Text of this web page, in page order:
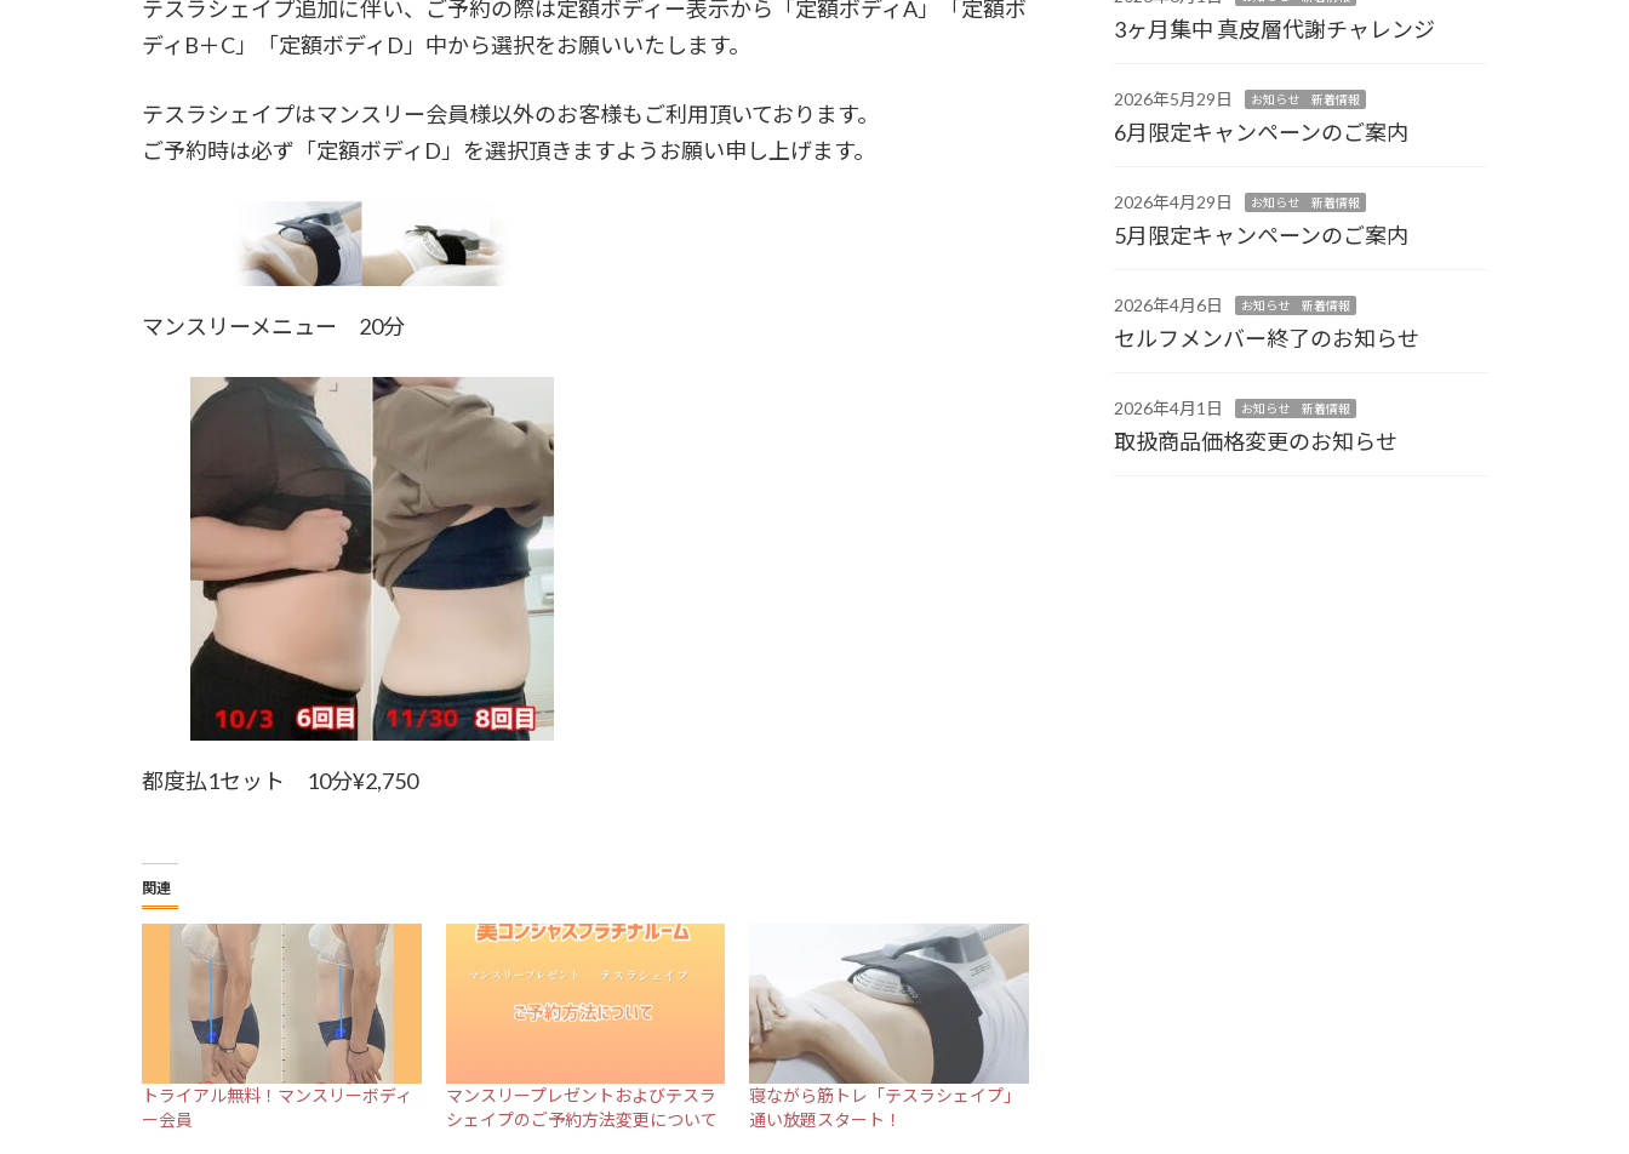
テスラシェイプ追加に伴い、ご予約の際は定額ボディー表示から「定額ボディA」「定額ボ
ディB＋C」「定額ボディD」中から選択をお願いいたします。
テスラシェイプはマンスリー会員様以外のお客様もご利用頂いております。
ご予約時は必ず「定額ボディD」を選択頂きますようお願い申し上げます。
マンスリーメニュー 20分
都度払1セット 10分¥2,750
関連
トライアル無料！マンスリーボディ
ー会員
マンスリープレゼントおよびテスラ
シェイプのご予約方法変更について
寝ながら筋トレ「テスラシェイプ」
通い放題スタート！
3ヶ月集中 真皮層代謝チャレンジ
2026年5月29日 お知らせ 新着情報
6月限定キャンペーンのご案内
2026年4月29日 お知らせ 新着情報
5月限定キャンペーンのご案内
2026年4月6日 お知らせ 新着情報
セルフメンバー終了のお知らせ
2026年4月1日 お知らせ 新着情報
取扱商品価格変更のお知らせ